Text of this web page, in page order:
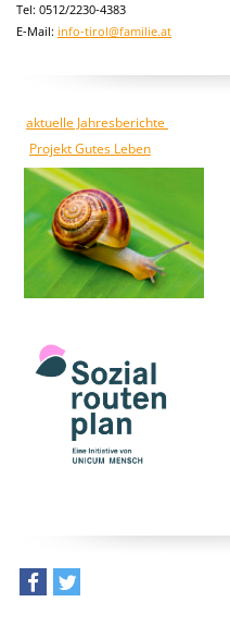
Tel: 0512/2230-4383
E-Mail: info-tirol@familie.at
aktuelle Jahresberichte
Projekt Gutes Leben